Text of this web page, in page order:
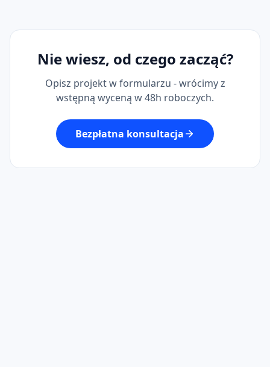
Nie wiesz, od czego zacząć?
Opisz projekt w formularzu - wrócimy z
wstępną wyceną w 48h roboczych.
Bezpłatna konsultacja